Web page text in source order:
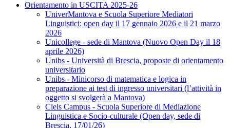
Orientamento in USCITA 2025-26
UniverMantova e Scuola Superiore Mediatori
Linguistici: open day il 17 gennaio 2026 e il 21 marzo
2026
Unicollege - sede di Mantova (Nuovo Open Day il 18
aprile 2026)
Unibs - Università di Brescia, proposte di orientamento
universitario
Unibs - Minicorso di matematica e logica in
preparazione ai test di ingresso universitari (l’attività in
oggetto si svolgerà a Mantova)
Ciels Campus - Scuola Superiore di Mediazione
Linguistica e Socio-culturale (Open day, sede di
Brescia, 17/01/26)